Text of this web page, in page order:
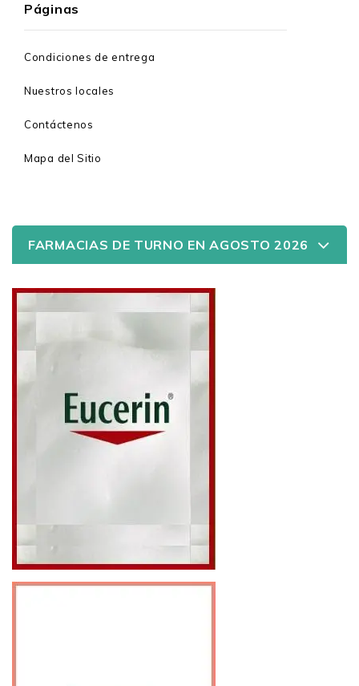
Páginas
Condiciones de entrega
Nuestros locales
Contáctenos
Mapa del Sitio
FARMACIAS DE TURNO EN AGOSTO 2026